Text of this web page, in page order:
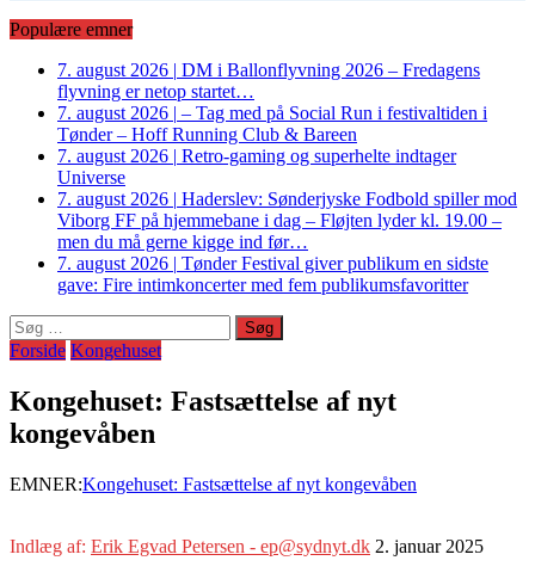
Populære emner
7. august 2026 | DM i Ballonflyvning 2026 – Fredagens
flyvning er netop startet…
7. august 2026 | – Tag med på Social Run i festivaltiden i
Tønder – Hoff Running Club & Bareen
7. august 2026 | Retro-gaming og superhelte indtager
Universe
7. august 2026 | Haderslev: Sønderjyske Fodbold spiller mod
Viborg FF på hjemmebane i dag – Fløjten lyder kl. 19.00 –
men du må gerne kigge ind før…
7. august 2026 | Tønder Festival giver publikum en sidste
gave: Fire intimkoncerter med fem publikumsfavoritter
Søg
efter:
Forside Kongehuset
Kongehuset: Fastsættelse af nyt
kongevåben
EMNER:Kongehuset: Fastsættelse af nyt kongevåben
Indlæg af: Erik Egvad Petersen - ep@sydnyt.dk 2. januar 2025